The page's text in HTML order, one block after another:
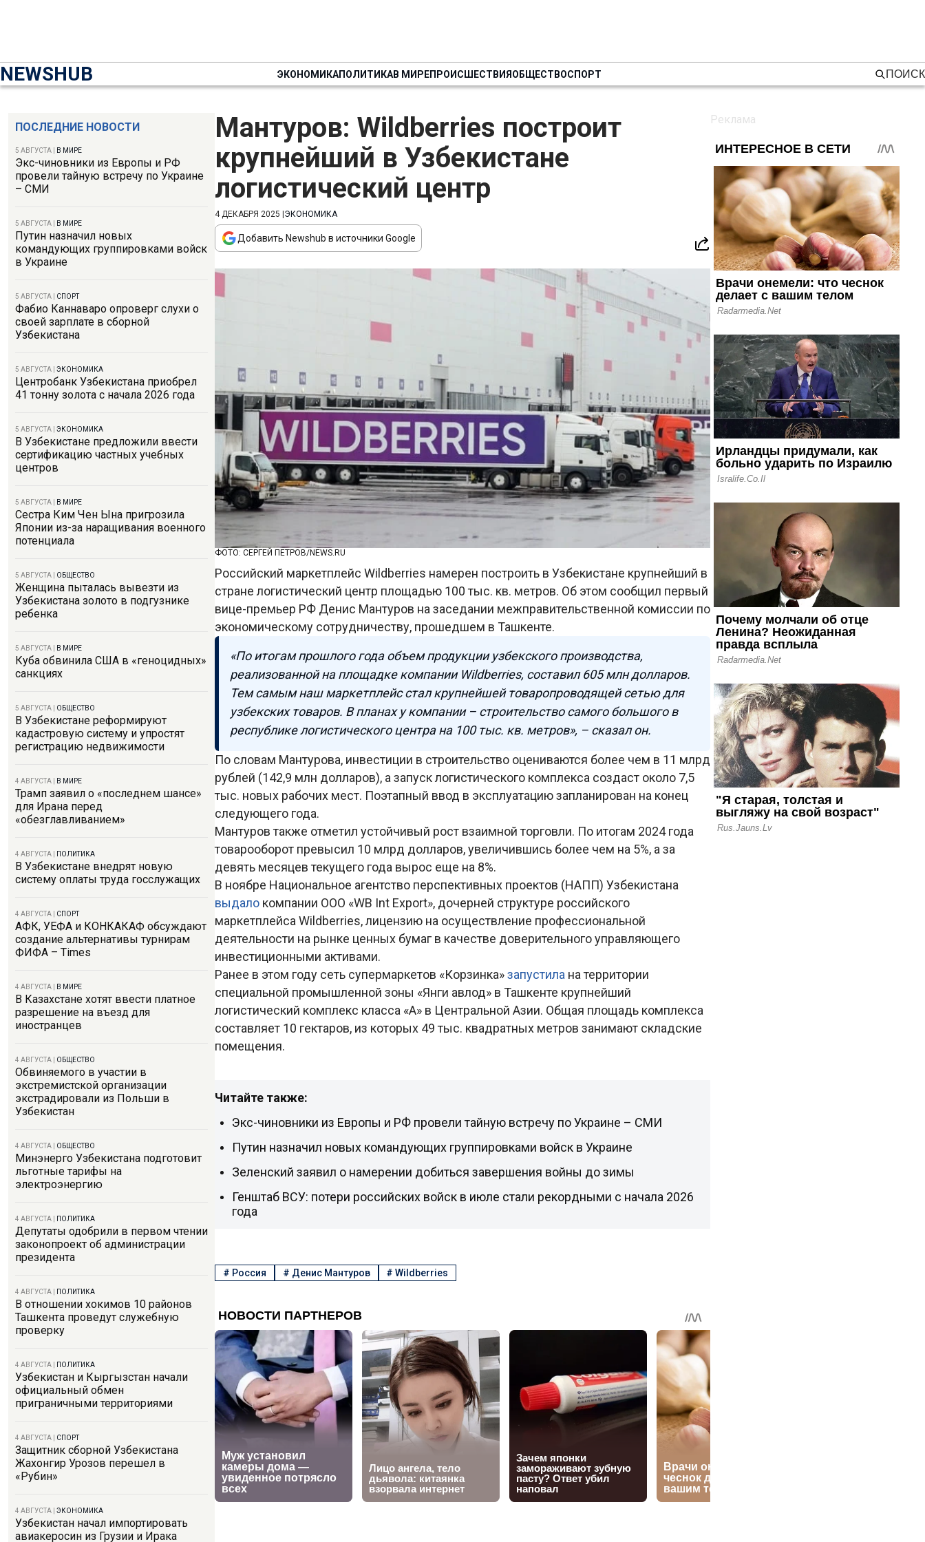
NEWSHUB ЭКОНОМИКАПОЛИТИКАВ МИРЕПРОИСШЕСТВИЯОБЩЕСТВОСПОРТ ПОИСК
ПОСЛЕДНИЕ НОВОСТИ
5 АВГУСТА В МИРЕ
Экс-чиновники из Европы и РФ
провели тайную встречу по Украине
– СМИ
5 АВГУСТА В МИРЕ
Путин назначил новых
командующих группировками войск
в Украине
5 АВГУСТА СПОРТ
Фабио Каннаваро опроверг слухи о
своей зарплате в сборной
Узбекистана
5 АВГУСТА ЭКОНОМИКА
Центробанк Узбекистана приобрел
41 тонну золота с начала 2026 года
5 АВГУСТА ЭКОНОМИКА
В Узбекистане предложили ввести
сертификацию частных учебных
центров
5 АВГУСТА В МИРЕ
Сестра Ким Чен Ына пригрозила
Японии из-за наращивания военного
потенциала
5 АВГУСТА ОБЩЕСТВО
Женщина пыталась вывезти из
Узбекистана золото в подгузнике
ребенка
5 АВГУСТА В МИРЕ
Куба обвинила США в «геноцидных»
санкциях
5 АВГУСТА ОБЩЕСТВО
В Узбекистане реформируют
кадастровую систему и упростят
регистрацию недвижимости
4 АВГУСТА В МИРЕ
Трамп заявил о «последнем шансе»
для Ирана перед
«обезглавливанием»
4 АВГУСТА ПОЛИТИКА
В Узбекистане внедрят новую
систему оплаты труда госслужащих
4 АВГУСТА СПОРТ
АФК, УЕФА и КОНКАКАФ обсуждают
создание альтернативы турнирам
ФИФА – Times
4 АВГУСТА В МИРЕ
В Казахстане хотят ввести платное
разрешение на въезд для
иностранцев
4 АВГУСТА ОБЩЕСТВО
Обвиняемого в участии в
экстремистской организации
экстрадировали из Польши в
Узбекистан
4 АВГУСТА ОБЩЕСТВО
Минэнерго Узбекистана подготовит
льготные тарифы на
электроэнергию
4 АВГУСТА ПОЛИТИКА
Депутаты одобрили в первом чтении
законопроект об администрации
президента
4 АВГУСТА ПОЛИТИКА
В отношении хокимов 10 районов
Ташкента проведут служебную
проверку
4 АВГУСТА ПОЛИТИКА
Узбекистан и Кыргызстан начали
официальный обмен
приграничными территориями
4 АВГУСТА СПОРТ
Защитник сборной Узбекистана
Жахонгир Урозов перешел в
«Рубин»
4 АВГУСТА ЭКОНОМИКА
Узбекистан начал импортировать
авиакеросин из Грузии и Ирака
Мантуров: Wildberries построит
крупнейший в Узбекистане
логистический центр
4 ДЕКАБРЯ 2025 ЭКОНОМИКА
Добавить Newshub в источники Google
ФОТО: СЕРГЕЙ ПЕТРОВ/NEWS.RU
Российский маркетплейс Wildberries намерен построить в Узбекистане крупнейший в
стране логистический центр площадью 100 тыс. кв. метров. Об этом сообщил первый
вице-премьер РФ Денис Мантуров на заседании межправительственной комиссии по
экономическому сотрудничеству, прошедшем в Ташкенте.
«По итогам прошлого года объем продукции узбекского производства,
реализованной на площадке компании Wildberries, составил 605 млн долларов.
Тем самым наш маркетплейс стал крупнейшей товаропроводящей сетью для
узбекских товаров. В планах у компании – строительство самого большого в
республике логистического центра на 100 тыс. кв. метров», – сказал он.
По словам Мантурова, инвестиции в строительство оцениваются более чем в 11 млрд
рублей (142,9 млн долларов), а запуск логистического комплекса создаст около 7,5
тыс. новых рабочих мест. Поэтапный ввод в эксплуатацию запланирован на конец
следующего года.
Мантуров также отметил устойчивый рост взаимной торговли. По итогам 2024 года
товарооборот превысил 10 млрд долларов, увеличившись более чем на 5%, а за
девять месяцев текущего года вырос еще на 8%.
В ноябре Национальное агентство перспективных проектов (НАПП) Узбекистана
выдало компании ООО «WB Int Export», дочерней структуре российского
маркетплейса Wildberries, лицензию на осуществление профессиональной
деятельности на рынке ценных бумаг в качестве доверительного управляющего
инвестиционными активами.
Ранее в этом году сеть супермаркетов «Корзинка»запустила на территории
специальной промышленной зоны «Янги авлод» в Ташкенте крупнейший
логистический комплекс класса «A» в Центральной Азии. Общая площадь комплекса
составляет 10 гектаров, из которых 49 тыс. квадратных метров занимают складские
помещения.
Читайте также:
Экс-чиновники из Европы и РФ провели тайную встречу по Украине – СМИ
Путин назначил новых командующих группировками войск в Украине
Зеленский заявил о намерении добиться завершения войны до зимы
Генштаб ВСУ: потери российских войск в июле стали рекордными с начала 2026
года
# Россия # Денис Мантуров #Wildberries